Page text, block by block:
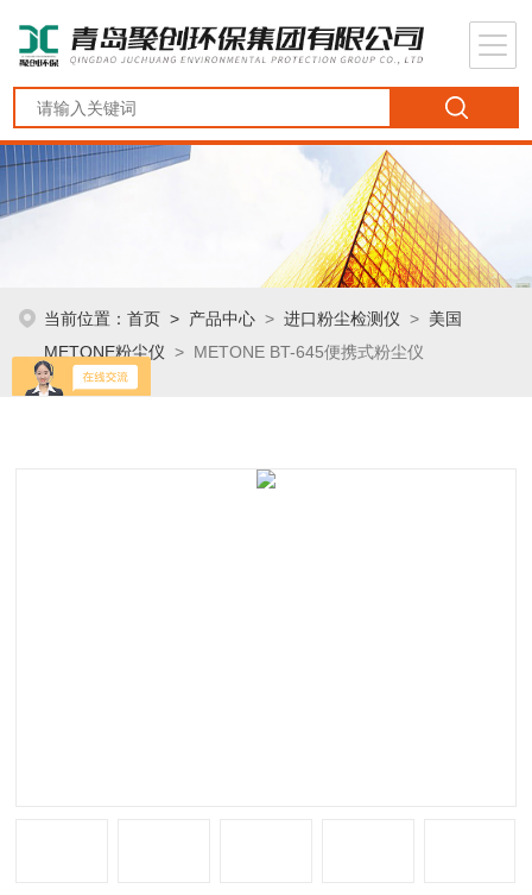
当前位置：首页 > 产品中心 >进口粉尘检测仪 > 美国
METONE粉尘仪 > METONE BT-645便携式粉尘仪